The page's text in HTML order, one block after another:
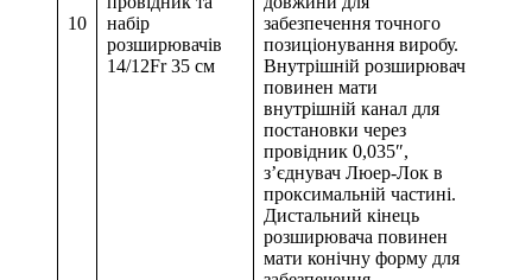
10
набір
розширювачів
14/12Fr 35 см
забезпечення точного
позиціонування виробу.
Внутрішній розширювач
повинен мати
внутрішній канал для
постановки через
провідник 0,035″,
з’єднувач Люер-Лок в
проксимальній частині.
Дистальний кінець
розширювача повинен
мати конічну форму для